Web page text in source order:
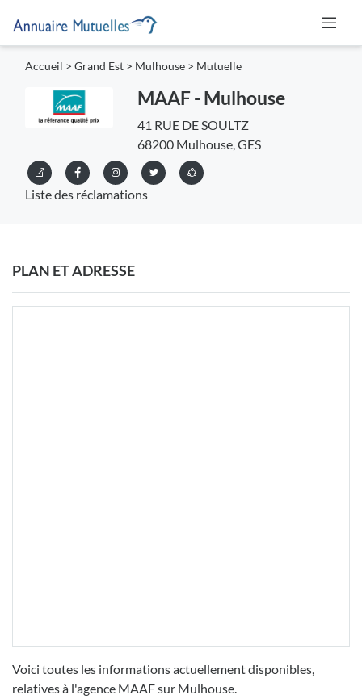
Accueil > Grand Est > Mulhouse > Mutuelle
MAAF - Mulhouse
41 RUE DE SOULTZ
68200 Mulhouse, GES
Liste des réclamations
PLAN ET ADRESSE
Voici toutes les informations actuellement disponibles,
relatives à l'agence MAAF sur Mulhouse.